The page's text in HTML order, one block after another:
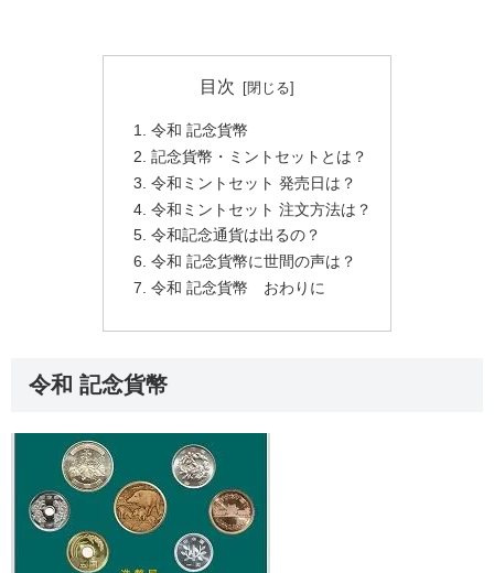
目次
令和 記念貨幣
記念貨幣・ミントセットとは？
令和ミントセット 発売日は？
令和ミントセット 注文方法は？
令和記念通貨は出るの？
令和 記念貨幣に世間の声は？
令和 記念貨幣 おわりに
令和 記念貨幣